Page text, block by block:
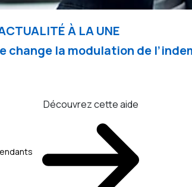
À LA UNE
change la modulation de
Découvrez cette aide